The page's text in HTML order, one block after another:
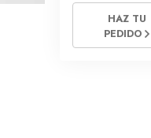
Los Fundamentos de la
Los Fundamentos de las
HAZ TU
PEDIDO